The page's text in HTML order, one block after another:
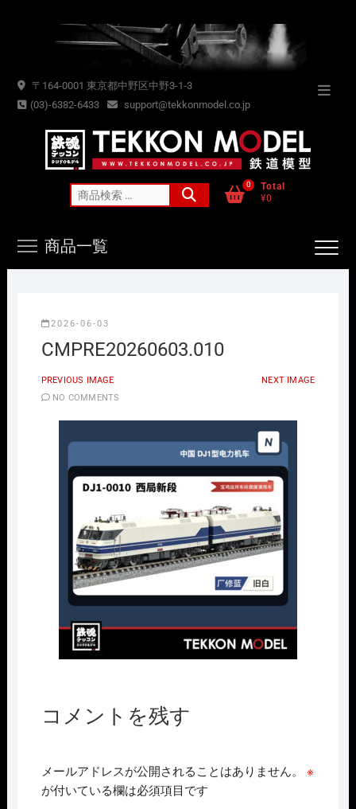
〒164-0001 東京都中野区中野3-1-3
(03)-6382-6433
support@tekkonmodel.co.jp
索
0
Total
¥0
商品一覧
2026-06-03
CMPRE20260603.010
PREVIOUS IMAGE
NEXT IMAGE
NO COMMENTS
コメントを残す
メールアドレスが公開されることはありません。
※
が付いている欄は必須項目です